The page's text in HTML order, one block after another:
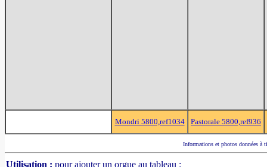
Mondri 5800,ref1034 Pastorale 5800,ref936
Informations et photos données à
Utilisation : pour ajouter un orgue au tableau :